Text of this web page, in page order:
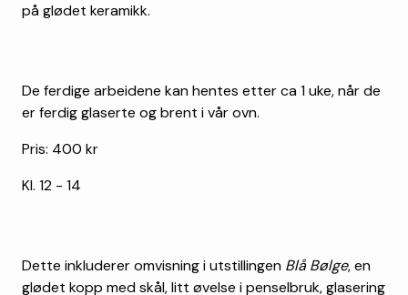
på glødet keramikk.
De ferdige arbeidene kan hentes etter ca 1 uke, når de
er ferdig glaserte og brent i vår ovn.
Pris: 400 kr
Kl. 12 - 14
Dette inkluderer omvisning i utstillingen Blå Bølge, en
glødet kopp med skål, litt øvelse i penselbruk, glasering